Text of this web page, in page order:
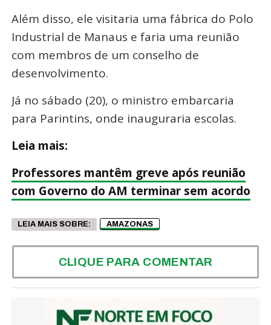
Além disso, ele visitaria uma fábrica do Polo
Industrial de Manaus e faria uma reunião
com membros de um conselho de
desenvolvimento.
Já no sábado (20), o ministro embarcaria
para Parintins, onde inauguraria escolas.
Leia mais:
Professores mantêm greve após reunião
com Governo do AM terminar sem acordo
LEIA MAIS SOBRE: AMAZONAS
CLIQUE PARA COMENTAR